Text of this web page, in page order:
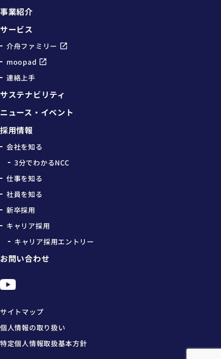
事業紹介
サービス
介舟ファミリー
moopad
連絡上手
サステナビリティ
ニュース・イベント
採用情報
会社を知る
3分でわかるNCC
仕事を知る
社員を知る
新卒採用
キャリア採用
キャリア採用エントリー
お問い合わせ
サイトマップ
個人情報の取り扱い
特定個人情報取扱基本方針